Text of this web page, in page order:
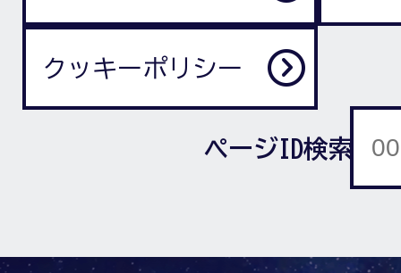
クッキーポリシー
ページID検索